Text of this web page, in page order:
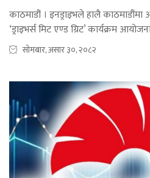
काठमाडौं । इनड्राइभले हालै काठमाडौंमा
‘ड्राइभर्स मिट एण्ड ग्रिट’ कार्यक्रम
सोमबार, असार ३०, २०८२